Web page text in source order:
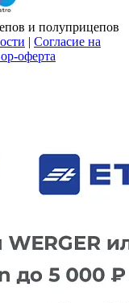
и полуприцепов
| Согласие на
оферта